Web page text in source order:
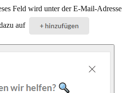
Feld wird unter der E-Mail-Adresse
auf